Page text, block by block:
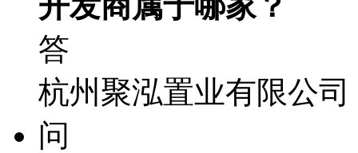
答
杭州聚泓置业有限公司
问